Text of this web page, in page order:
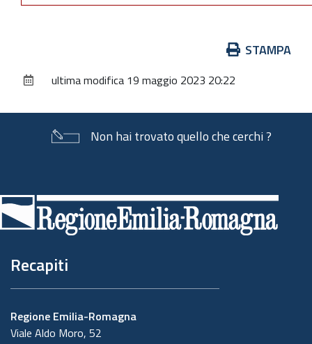
documento
STAMPA
ultima modifica 19 maggio 2023 20:22
Non hai trovato quello che cerchi ?
di
pagina
Recapiti
Regione Emilia-Romagna
Viale Aldo Moro, 52